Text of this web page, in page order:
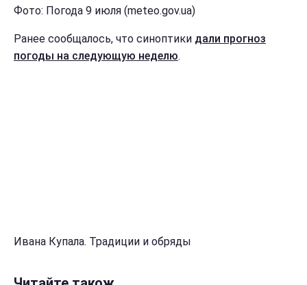
Фото: Погода 9 июля (meteo.gov.ua)
Ранее сообщалось, что синоптики дали прогноз
погоды на следующую неделю.
Ивана Купала. Традиции и обряды